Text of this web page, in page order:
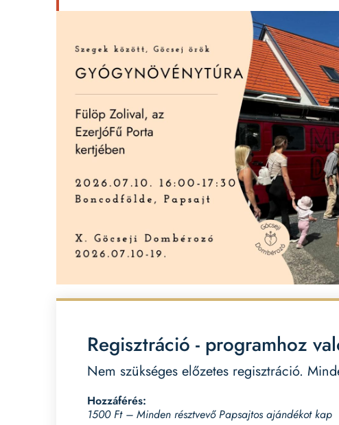
Regisztráció - programhoz
Nem szükséges előzetes regisztráció.
Hozzáférés:
1500 Ft – Minden résztvevő Papsajtos ajándékot kap